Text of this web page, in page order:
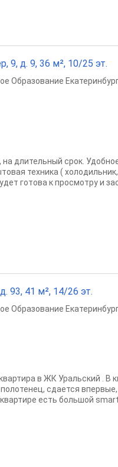
9, д. 9, 36 м², 10/25 эт.
Образование
длительный срок.
техника (
готова к просмотру и
93, 41 м², 14/26 эт.
Образование
в ЖК Уральский . В
сдается
есть большой